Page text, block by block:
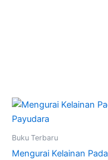
Buku Terbaru
Mengurai Kelainan Pada